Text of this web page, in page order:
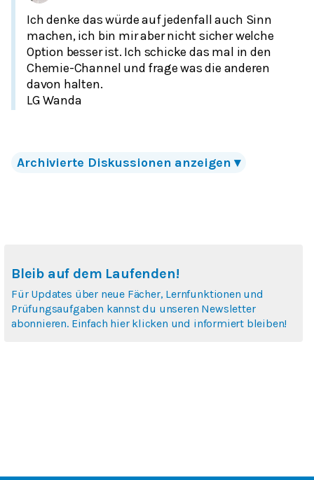
Ich denke das würde auf jedenfall auch Sinn
machen, ich bin mir aber nicht sicher welche
Option besser ist. Ich schicke das mal in den
Chemie-Channel und frage was die anderen
davon halten.
LG Wanda
Archivierte Diskussionen anzeigen ▾
Bleib auf dem Laufenden!
Für Updates über neue Fächer, Lernfunktionen und
Prüfungsaufgaben kannst du unseren Newsletter
abonnieren. Einfach hier klicken und informiert bleiben!